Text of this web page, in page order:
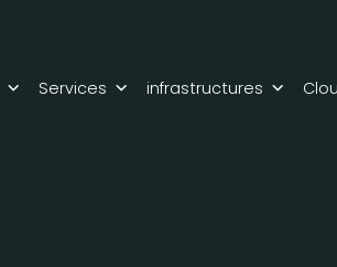
Services infrastructures